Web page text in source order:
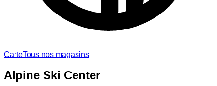
CarteTous nos magasins
Alpine Ski Center